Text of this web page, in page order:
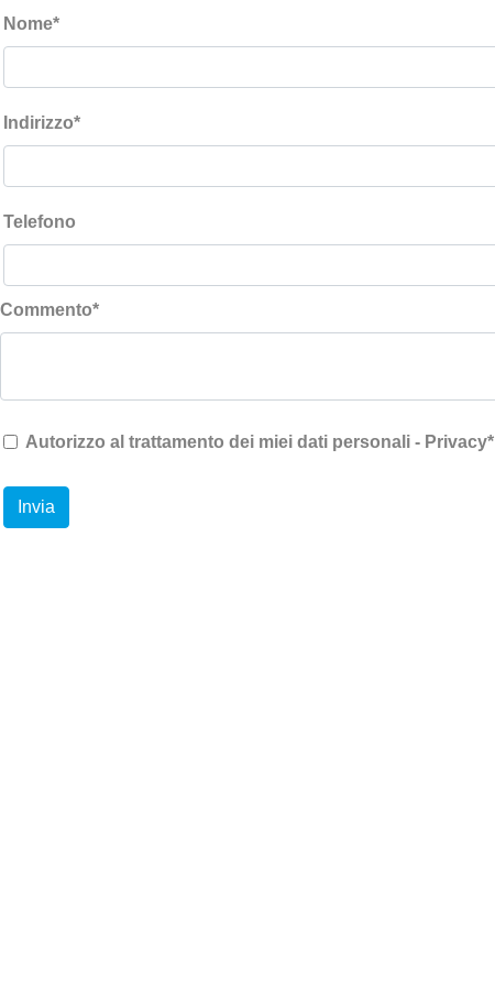
Nome*
Indirizzo*
Telefono
Commento*
Autorizzo al trattamento dei miei dati personali - Privacy*